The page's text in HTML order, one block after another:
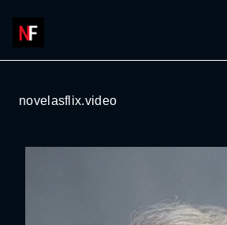
novelasflix.video